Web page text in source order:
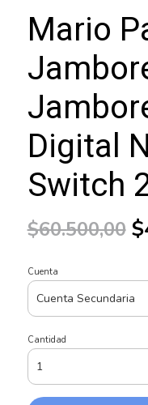
Mario
Digital
Switch
$60.500,00
Cuenta
Cantidad